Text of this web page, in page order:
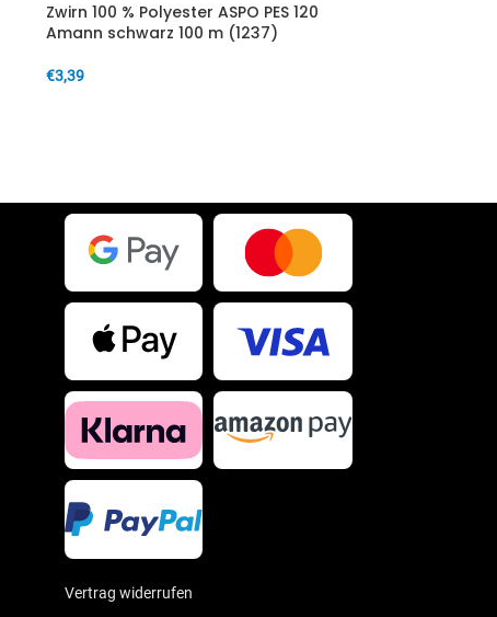
Zwirn 100 % Polyester ASPO PES 120
Amann schwarz 100 m (1237)
€3,39
Vertrag widerrufen